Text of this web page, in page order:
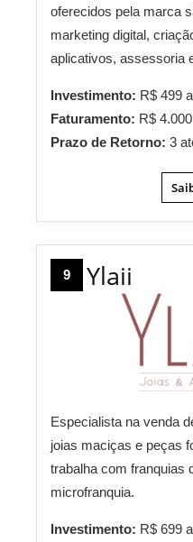
oferecidos pela marca
marketing digital,
aplicativos, assessoria
Investimento: R$ 499
Faturamento: R$
Prazo de Retorno: 3
9 Ylaii
Especialista na venda
joias maciças e peças
trabalha com franquias
microfranquia.
Investimento: R$ 699